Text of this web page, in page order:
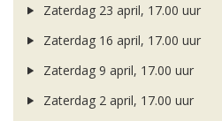
Zaterdag 23 april, 17.00 uur
Zaterdag 16 april, 17.00 uur
Zaterdag 9 april, 17.00 uur
Zaterdag 2 april, 17.00 uur